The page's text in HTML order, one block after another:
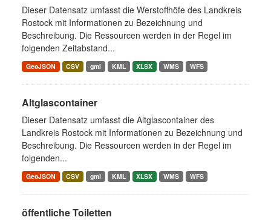
Dieser Datensatz umfasst die Werstoffhöfe des Landkreis
Rostock mit Informationen zu Bezeichnung und
Beschreibung. Die Ressourcen werden in der Regel im
folgenden Zeitabstand...
GeoJSON CSV gml KML XLSX WMS WFS
Altglascontainer
Dieser Datensatz umfasst die Altglascontainer des
Landkreis Rostock mit Informationen zu Bezeichnung und
Beschreibung. Die Ressourcen werden in der Regel im
folgenden...
GeoJSON CSV gml KML XLSX WMS WFS
öffentliche Toiletten